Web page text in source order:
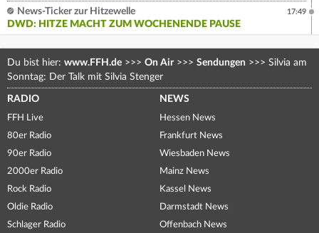
News-Ticker zur Hitzewelle
DWD: HITZE MACHT ZUM WOCHENENDE PAUSE
17:49
Du bist hier: www.FFH.de >>> On Air >>> Sendungen >>> Silvia am
Sonntag: Der Talk mit Silvia Stenger
RADIO
FFH Live
80er Radio
90er Radio
2000er Radio
Rock Radio
Oldie Radio
Schlager Radio
NEWS
Hessen News
Frankfurt News
Wiesbaden News
Mainz News
Kassel News
Darmstadt News
Offenbach News